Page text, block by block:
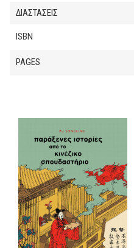
ΔΙΑΣΤΆΣΕΙΣ
ISBN
PAGES